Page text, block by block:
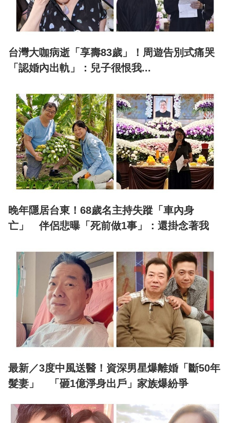
台灣大咖病逝「享壽83歲」！周遊告別式痛哭
「認婚內出軌」：兒子很恨我...
晚年隱居台東！68歲名主持失蹤「車內身
亡」 伴侶悲曝「死前做1事」：還掛念著我
最新／3度中風送醫！資深男星爆離婚「斷50年
髮妻」 「砸1億淨身出戶」家族爆紛爭